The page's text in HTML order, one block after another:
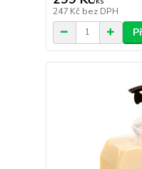
247 Kč bez DPH